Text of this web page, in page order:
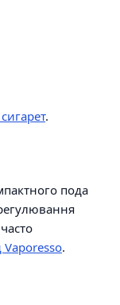
.
пода
Vaporesso.